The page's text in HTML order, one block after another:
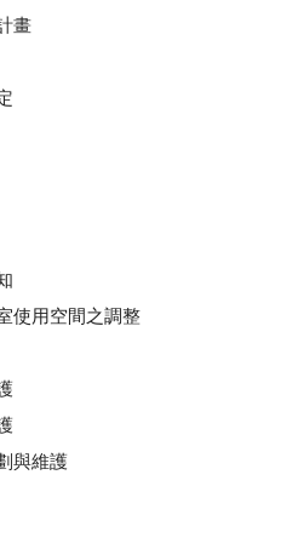
畫
使用空間之調整
與維護